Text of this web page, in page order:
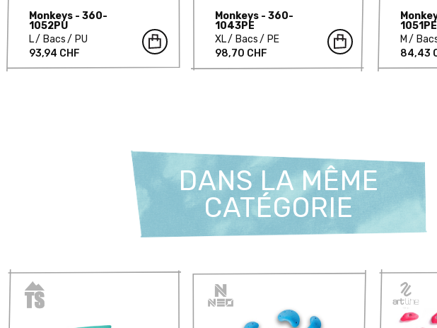
Monkeys - 360-
1052PU
L
Bacs
PU
93,94 CHF
Monkeys - 360-
1043PE
XL
Bacs
PE
98,70 CHF
1051PE
M
84,43
DANS LA MÊME
CATÉGORIE